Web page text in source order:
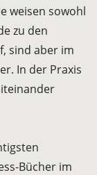
weisen sowohl
zu den
sind aber im
In der Praxis
Bücher im